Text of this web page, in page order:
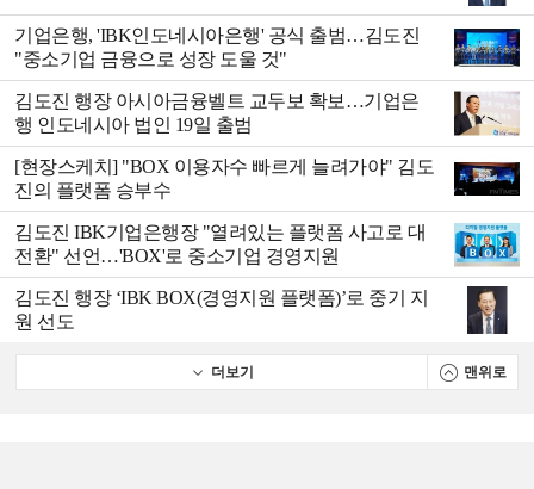
기업은행, 'IBK인도네시아은행' 공식 출범…김도진
"중소기업 금융으로 성장 도울 것"
김도진 행장 아시아금융벨트 교두보 확보…기업은
행 인도네시아 법인 19일 출범
[현장스케치] "BOX 이용자수 빠르게 늘려가야" 김도
진의 플랫폼 승부수
김도진 IBK기업은행장 "열려있는 플랫폼 사고로 대
전환" 선언…'BOX'로 중소기업 경영지원
김도진 행장 ‘IBK BOX(경영지원 플랫폼)’로 중기 지
원 선도
더보기 맨위로